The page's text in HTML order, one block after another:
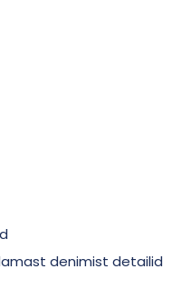
denimist detailid